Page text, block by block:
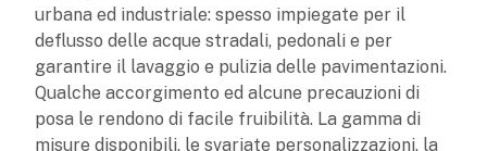
urbana ed industriale: spesso impiegate per il
deflusso delle acque stradali, pedonali e per
garantire il lavaggio e pulizia delle pavimentazioni.
Qualche accorgimento ed alcune precauzioni di
posa le rendono di facile fruibilità. La gamma di
misure disponibili, le svariate personalizzazioni, la